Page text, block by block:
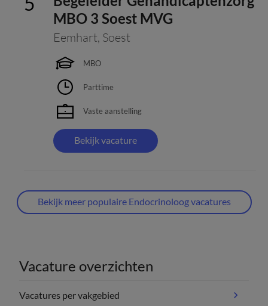
MBO 3 Soest MVG
Eemhart, Soest
MBO
Parttime
Vaste aanstelling
Bekijk vacature
Bekijk meer populaire Endocrinoloog vacatures
Vacature overzichten
Vacatures per vakgebied